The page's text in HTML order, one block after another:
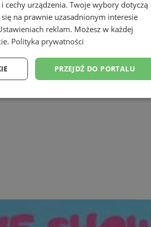
urządzenia. Twoje wybory dotyczą
na prawnie uzasadnionym interesie
reklam. Możesz w każdej
. Polityka prywatności
PRZEJDŹ DO PORTALU
Funkcjonalność Niesklasyfikowane
korzystać ze strony internetowej.
Opis